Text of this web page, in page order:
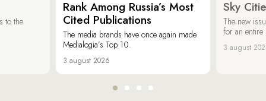
to the
Rank Among Russia’s Most
Cited Publications
The media brands have once again made
Medialogia’s Top 10.
3 august 2026
Sky
The new
for an entire
3 august